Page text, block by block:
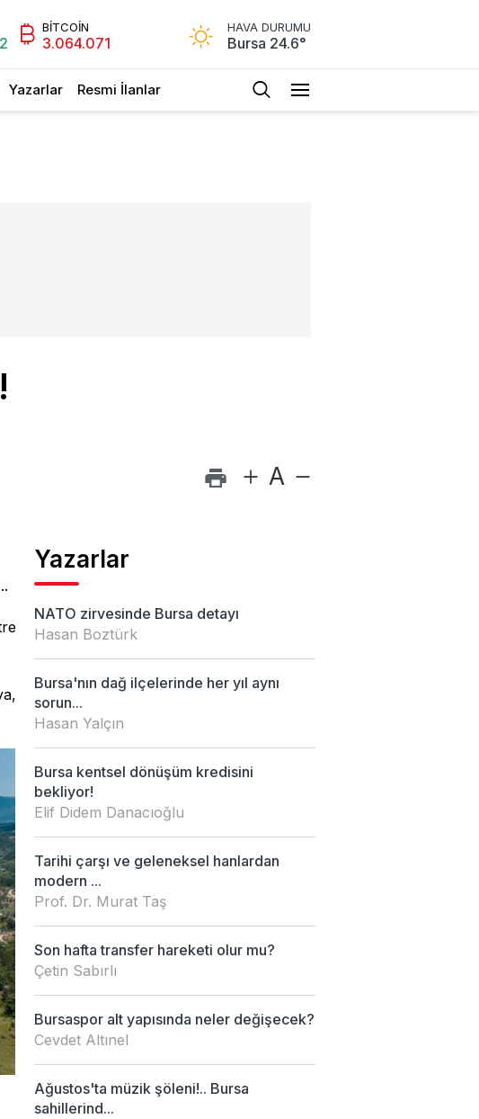
BİTCOİN
3.064.071
HAVA DURUMU
Bursa 24.6°
Yazarlar Resmi İlanlar
A
Yazarlar
NATO zirvesinde Bursa detayı
Hasan Boztürk
Bursa'nın dağ ilçelerinde her yıl aynı
sorun...
Hasan Yalçın
Bursa kentsel dönüşüm kredisini
bekliyor!
Elif Didem Danacıoğlu
Tarihi çarşı ve geleneksel hanlardan
modern ...
Prof. Dr. Murat Taş
Son hafta transfer hareketi olur mu?
Çetin Sabırlı
Bursaspor alt yapısında neler değişecek?
Cevdet Altınel
Ağustos'ta müzik şöleni!.. Bursa
sahillerind...